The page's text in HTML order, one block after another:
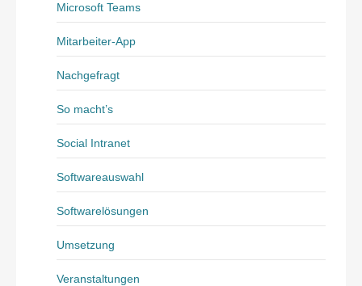
Microsoft Teams
Mitarbeiter-App
Nachgefragt
So macht’s
Social Intranet
Softwareauswahl
Softwarelösungen
Umsetzung
Veranstaltungen